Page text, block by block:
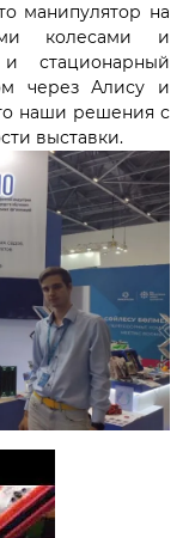
манипулятор на
колесами и
стационарный
через Алису и
наши решения с
выставки.